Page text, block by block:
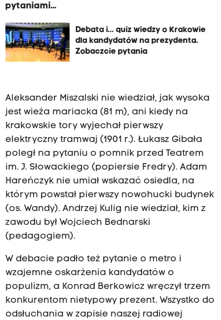
pytaniami…
Debata i... quiz wiedzy o Krakowie
dla kandydatów na prezydenta.
Zobaczcie pytania
Aleksander Miszalski nie wiedział, jak wysoka
jest wieża mariacka (81 m), ani kiedy na
krakowskie tory wyjechał pierwszy
elektryczny tramwaj (1901 r.). Łukasz Gibała
poległ na pytaniu o pomnik przed Teatrem
im. J. Słowackiego (popiersie Fredry). Adam
Hareńczyk nie umiał wskazać osiedla, na
którym powstał pierwszy nowohucki budynek
(os. Wandy). Andrzej Kulig nie wiedział, kim z
zawodu był Wojciech Bednarski
(pedagogiem).
W debacie padło też pytanie o metro i
wzajemne oskarżenia kandydatów o
populizm, a Konrad Berkowicz wręczył trzem
konkurentom nietypowy prezent. Wszystko do
odsłuchania w zapisie naszej radiowej